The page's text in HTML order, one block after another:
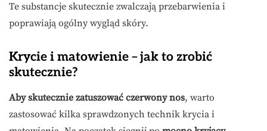
Te substancje skutecznie zwalczają przebarwienia i
poprawiają ogólny wygląd skóry.
Krycie i matowienie – jak to zrobić
skutecznie?
Aby skutecznie zatuszować czerwony nos, warto
zastosować kilka sprawdzonych technik krycia i